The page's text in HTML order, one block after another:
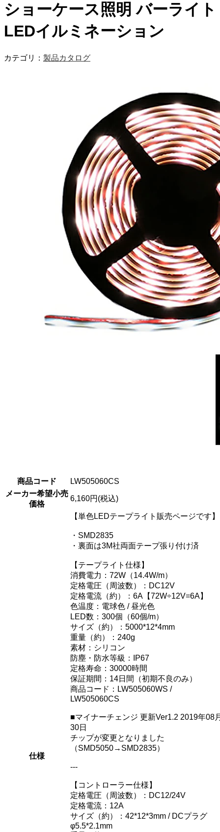
ショーケース照明 バーライト
LEDイルミネーション
カテゴリ： 製品カタログ
商品コード
LW505060CS
メーカー希望小売
価格
6,160円(税込)
仕様
【単色LEDテープライト販売ページです】
・SMD2835
・裏面は3M社両面テープ張り付け済
【テープライト仕様】
消費電力：72W（14.4W/m）
定格電圧（周波数）：DC12V
定格電流（約）：6A【72W÷12V=6A】
色温度：電球色 / 昼光色
LED数：300個（60個/m）
サイズ（約）：5000*12*4mm
重量（約）：240g
素材：シリコン
防塵・防水等級：IP67
定格寿命：30000時間
保証期間：14日間（初期不良のみ）
商品コード：LW505060WS /
LW505060CS
■マイナーチェンジ 更新Ver1.2 2019年08
30日
チップが変更となりました
（SMD5050→SMD2835）
---
【コントローラー仕様】
定格電圧（周波数）：DC12/24V
定格電流：12A
サイズ（約）：42*12*3mm / DCプラグ
φ5.5*2.1mm